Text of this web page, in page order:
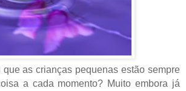
que as crianças pequenas estão sempre
a cada momento? Muito embora já